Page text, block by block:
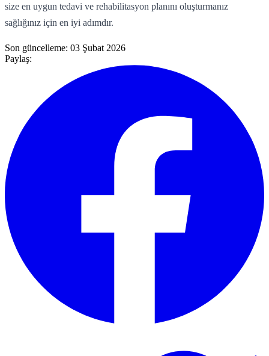
size en uygun tedavi ve rehabilitasyon planını oluşturmanız
sağlığınız için en iyi adımdır.
Son güncelleme: 03 Şubat 2026
Paylaş: